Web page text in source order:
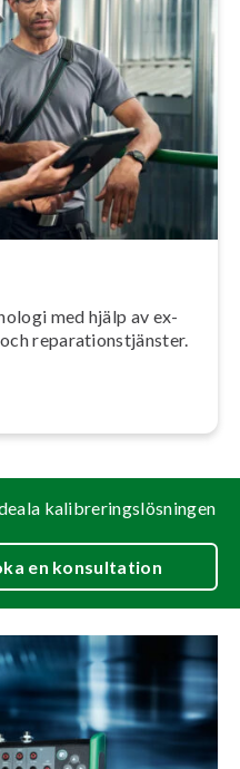
med hjälp av ex­
re­pa­ra­tions­tjäns­ter.
kalibreringslösningen
en konsultation